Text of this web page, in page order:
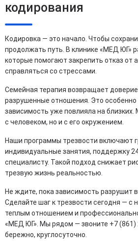
кодирования
Кодировка — это начало. Чтобы
продолжать путь. В клинике «МЕД ЮГ»
которые помогают закрепить отказ от
справляться со стрессами.
Семейная терапия возвращает
разрушенные отношения. Это особенно
зависимость уже повлияла на
с человеком, но и с его окружением.
Наши программы трезвости включают
индивидуальные занятия, поддержку
специалисту. Такой подход снижает
трезвую жизнь реальностью.
Не ждите, пока зависимость разрушит
Сделайте шаг к трезвости сегодня — с
теплым отношением и
«МЕД ЮГ». Мы рядом — звоните +7 (861)
бережно, круглосуточно.